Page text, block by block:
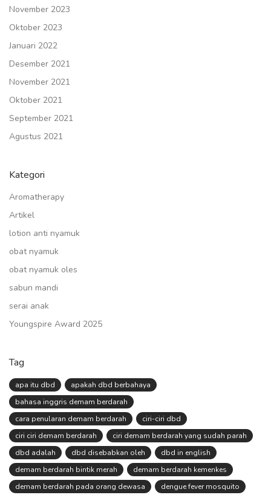
November 2023
Oktober 2023
Januari 2022
Desember 2021
November 2021
Oktober 2021
September 2021
Agustus 2021
Kategori
Aromatherapy
Artikel
lotion anti nyamuk
obat nyamuk
obat nyamuk oles
sabun mandi
serai anak
Youngspire Award 2025
Tag
apa itu dbd
apakah dbd berbahaya
bahasa inggris demam berdarah
cara penularan demam berdarah
ciri-ciri dbd
ciri ciri demam berdarah
ciri demam berdarah yang sudah parah
dbd adalah
dbd disebabkan oleh
dbd in english
demam berdarah bintik merah
demam berdarah kemenkes
demam berdarah pada orang dewasa
dengue fever mosquito